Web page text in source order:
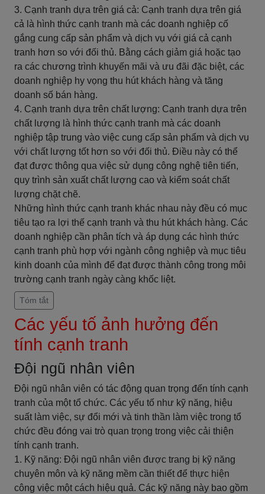
3. Cạnh tranh dựa trên giá cả: Cạnh tranh dựa trên giá
cả là hình thức cạnh tranh mà các doanh nghiệp cố
gắng cung cấp sản phẩm và dịch vụ với giá cả cạnh
tranh hơn so với đối thủ. Bằng cách giảm giá hoặc tạo
ra các chương trình khuyến mãi và ưu đãi đặc biệt, các
doanh nghiệp hy vọng thu hút khách hàng và tăng
doanh số bán hàng.
4. Cạnh tranh dựa trên chất lượng: Cạnh tranh dựa trên
chất lượng là hình thức cạnh tranh mà các doanh
nghiệp tập trung vào việc cung cấp sản phẩm và dịch vụ
với chất lượng tốt hơn so với đối thủ. Điều này có thể
đạt được thông qua việc sử dụng công nghệ tiên tiến,
quy trình sản xuất chất lượng cao và kiểm soát chất
lượng chặt chẽ.
Những hình thức cạnh tranh khác nhau này đều có mục
tiêu tạo ra lợi thế cạnh tranh và thu hút khách hàng. Các
doanh nghiệp cần phân tích và áp dụng các hình thức
cạnh tranh phù hợp với ngành công nghiệp và mục tiêu
kinh doanh của mình để đạt được thành công trong môi
trường cạnh tranh ngày càng khốc liệt.
Tóm tắt
Các yếu tố ảnh hưởng đến
tính cạnh tranh
Đội ngũ nhân viên
Đội ngũ nhân viên có tác động quan trọng đến tính cạnh
tranh của một tổ chức. Các yếu tố như kỹ năng, hiệu
suất làm việc, sự đổi mới và tinh thần làm việc trong tổ
chức đều đóng vai trò quan trọng trong việc cải thiện
tính cạnh tranh.
1. Kỹ năng: Đội ngũ nhân viên được trang bị kỹ năng
chuyên môn và kỹ năng mềm cần thiết để thực hiện
công việc một cách hiệu quả. Các kỹ năng này bao gồm